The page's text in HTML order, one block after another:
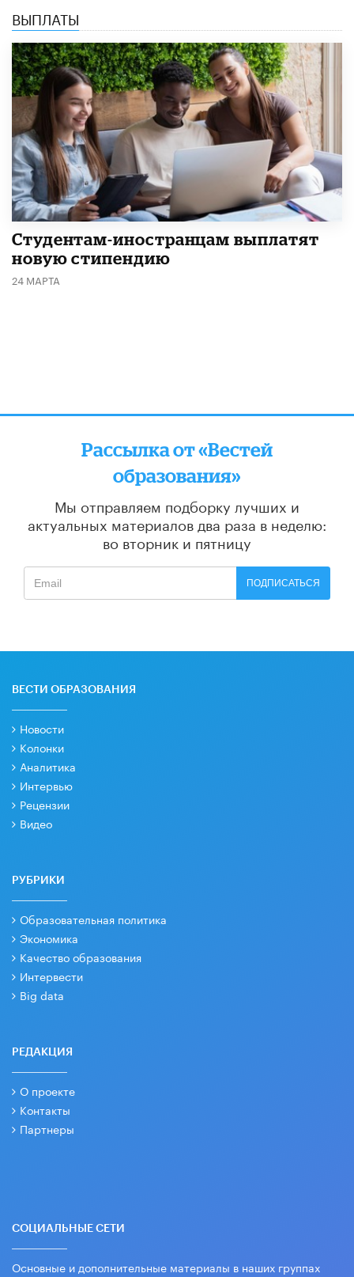
ВЫПЛАТЫ
Студентам-иностранцам выплатят
новую стипендию
24 МАРТА
Рассылка от «Вестей
образования»
Мы отправляем подборку лучших и
актуальных материалов два раза в неделю:
во вторник и пятницу
ПОДПИСАТЬСЯ
ВЕСТИ ОБРАЗОВАНИЯ
Новости
Колонки
Аналитика
Интервью
Рецензии
Видео
РУБРИКИ
Образовательная политика
Экономика
Качество образования
Интервести
Big data
РЕДАКЦИЯ
О проекте
Контакты
Партнеры
СОЦИАЛЬНЫЕ СЕТИ
Основные и дополнительные материалы в наших группах